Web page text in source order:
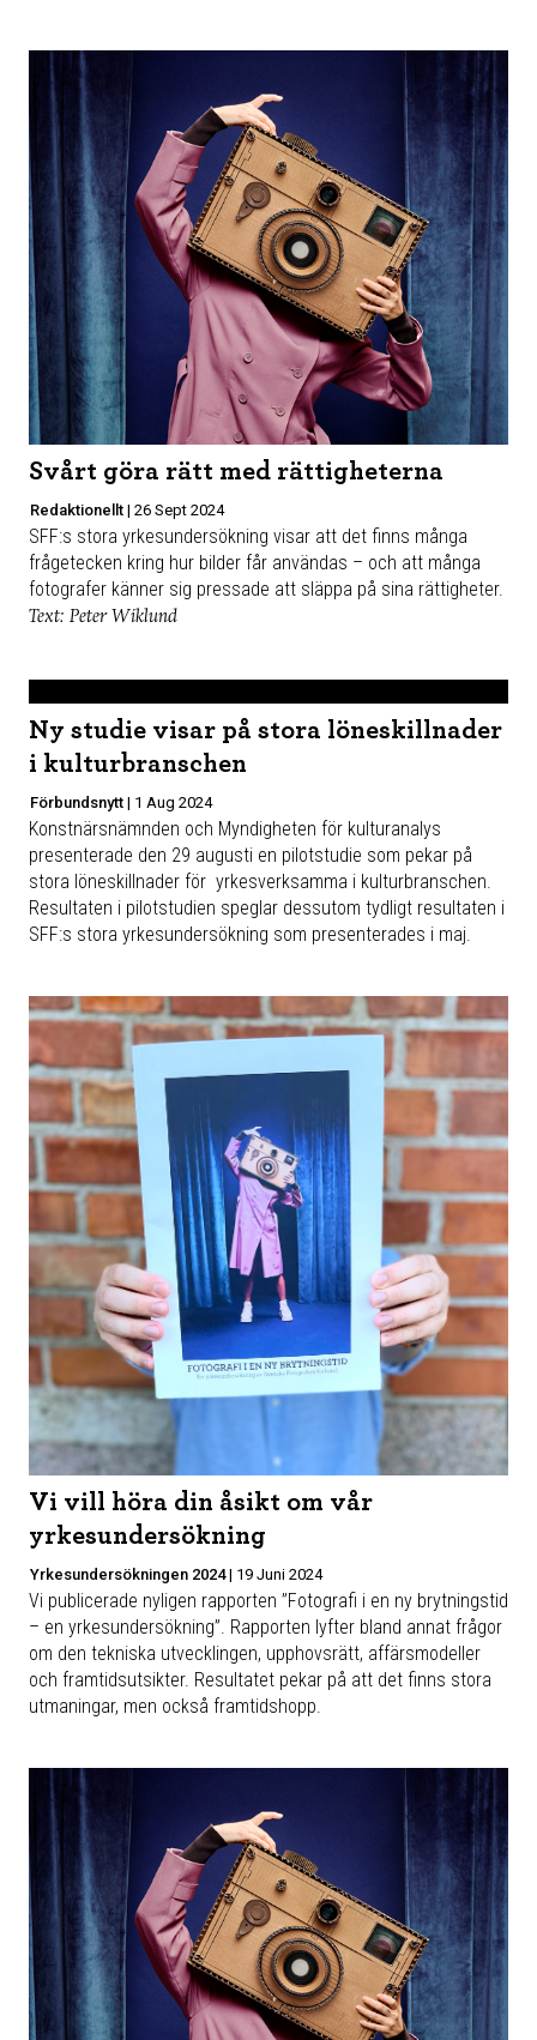
Svårt göra rätt med rättigheterna
Redaktionellt | 26 Sept 2024
SFF:s stora yrkesundersökning visar att det finns många
frågetecken kring hur bilder får användas – och att många
fotografer känner sig pressade att släppa på sina rättigheter.
Text: Peter Wiklund
Ny studie visar på stora löneskillnader
i kulturbranschen
Förbundsnytt | 1 Aug 2024
Konstnärsnämnden och Myndigheten för kulturanalys
presenterade den 29 augusti en pilotstudie som pekar på
stora löneskillnader för yrkesverksamma i kulturbranschen.
Resultaten i pilotstudien speglar dessutom tydligt resultaten i
SFF:s stora yrkesundersökning som presenterades i maj.
Vi vill höra din åsikt om vår
yrkesundersökning
Yrkesundersökningen 2024 | 19 Juni 2024
Vi publicerade nyligen rapporten ”Fotografi i en ny brytningstid
– en yrkesundersökning”. Rapporten lyfter bland annat frågor
om den tekniska utvecklingen, upphovsrätt, affärsmodeller
och framtidsutsikter. Resultatet pekar på att det finns stora
utmaningar, men också framtidshopp.